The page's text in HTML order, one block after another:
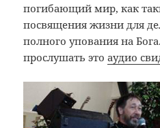
погибающий мир, как
посвящения жизни для
полного упования на
прослушать этоаудио